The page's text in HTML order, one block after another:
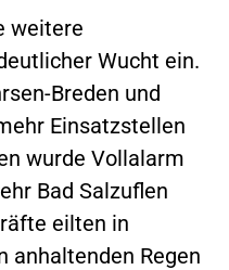
weitere
Wucht ein.
Breden und
Einsatzstellen
wurde Vollalarm
Bad Salzuflen
eilten in
anhaltenden Regen